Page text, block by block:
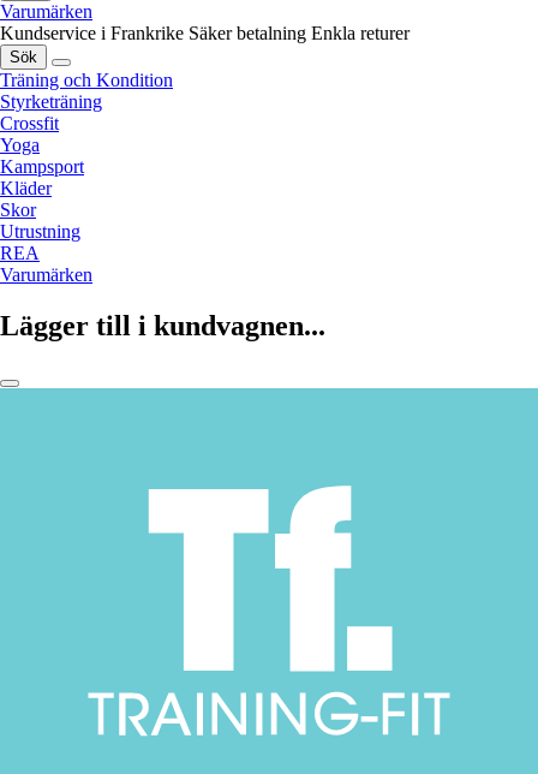
Varumärken
Kundservice i Frankrike Säker betalning Enkla returer
Sök
Träning och Kondition
Styrketräning
Crossfit
Yoga
Kampsport
Kläder
Skor
Utrustning
REA
Varumärken
Lägger till i kundvagnen...